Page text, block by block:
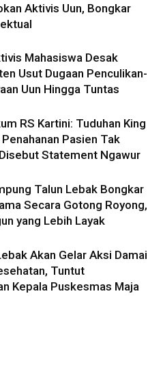
Aktivis Uun, Bongkar
Mahasiswa Desak
Usut Dugaan Penculikan-
Uun Hingga Tuntas
RS Kartini: Tuduhan King
Pasien Tak
Statement Ngawur
Talun Lebak Bongkar
Secara Gotong Royong,
yang Lebih Layak
Akan Gelar Aksi Damai
Tuntut
Kepala Puskesmas Maja